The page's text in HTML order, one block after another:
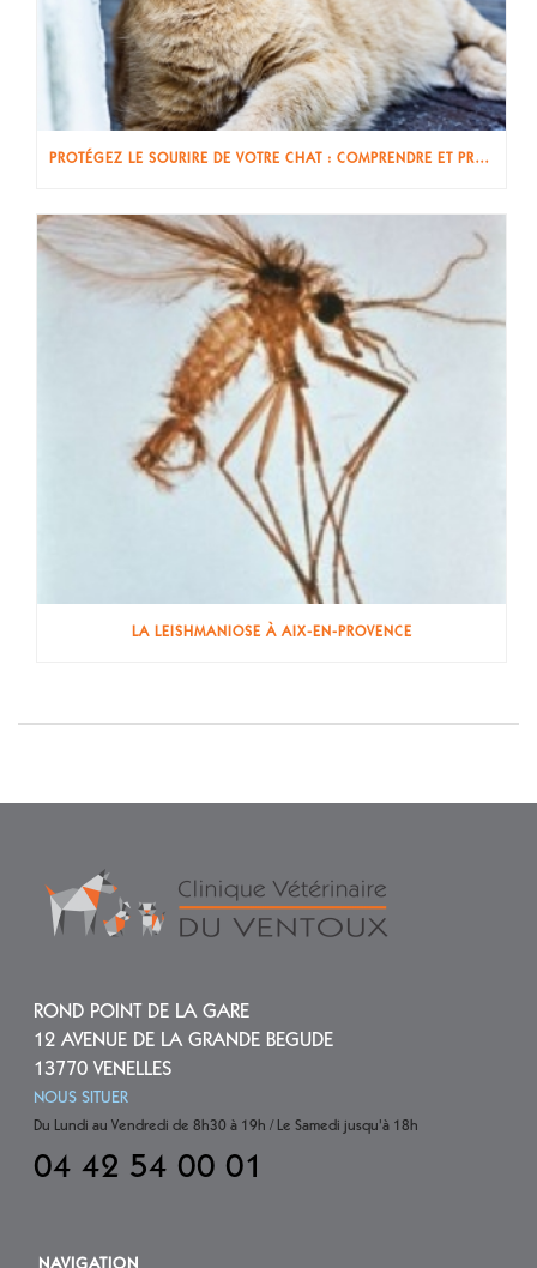
PROTÉGEZ LE SOURIRE DE VOTRE CHAT : COMPRENDRE ET PRÉVENIR LA CARIE DENTAIRE 🐱😁
LA LEISHMANIOSE À AIX-EN-PROVENCE
ROND POINT DE LA GARE
12 AVENUE DE LA GRANDE BEGUDE
13770 VENELLES
NOUS SITUER
Du Lundi au Vendredi de 8h30 à 19h / Le Samedi jusqu'à 18h
04 42 54 00 01